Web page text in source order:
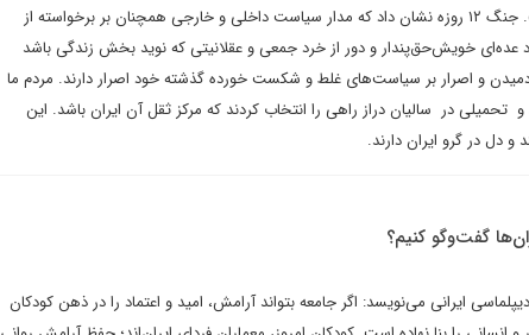
شود تا به فردا امیدوار بود و بدان دل بست. جنگ ۱۲ روزه نشان داد که مدار سیاست داخلی و خارجی همچنان بر برخواسته از
خویش‌حق‌پندار و دور از خرد جمعی و عقلانیتی که نوید بخش زندگی باشد
و اصرار بر سیاست‌های غلط و شکست خورده گذشته خود اصرار دارند. مردم ما
در سالیان دراز راهی را انتخاب کردند که مرکز ثقل آن ایران باشد. این
دل در گرو ایران دارند.
گفت‌وگو کنیم؟
ایرانی می‌نویسد: اگر جامعه بتواند آرامش، امید و اعتماد را در ذهن کودکان